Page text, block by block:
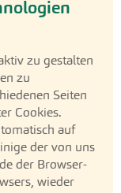
zu gestalten
zu
Seiten
Cookies.
auf
der von uns
der Browser-
wieder